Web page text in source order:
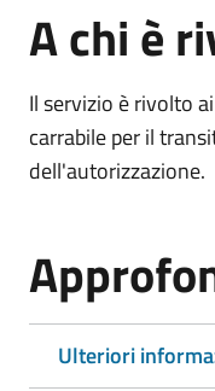
A chi è
Il servizio è rivolto
carrabile per il
dell'autorizzazione.
Ulteriori